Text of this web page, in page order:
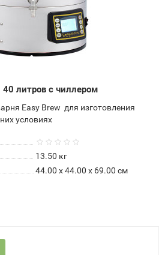
40 литров с чиллером
Easy Brew для изготовления
условиях
13.50 кг
44.00 x 44.00 x 69.00 см